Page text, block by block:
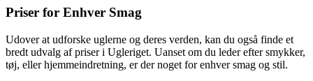
Priser for Enhver Smag
Udover at udforske uglerne og deres verden, kan du også finde et
bredt udvalg af priser i Ugleriget. Uanset om du leder efter smykker,
tøj, eller hjemmeindretning, er der noget for enhver smag og stil.